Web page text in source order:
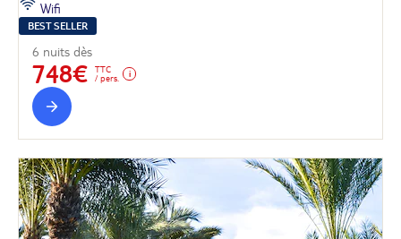
Wifi
BEST SELLER
6 nuits dès
748€
TTC
/ pers.